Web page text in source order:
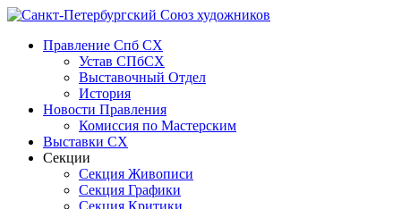
Правление Спб СХ
Устав СПбСХ
Выставочный Отдел
История
Новости Правления
Комиссия по Мастерским
Выставки СХ
Секции
Секция Живописи
Секция Графики
Секция Критики